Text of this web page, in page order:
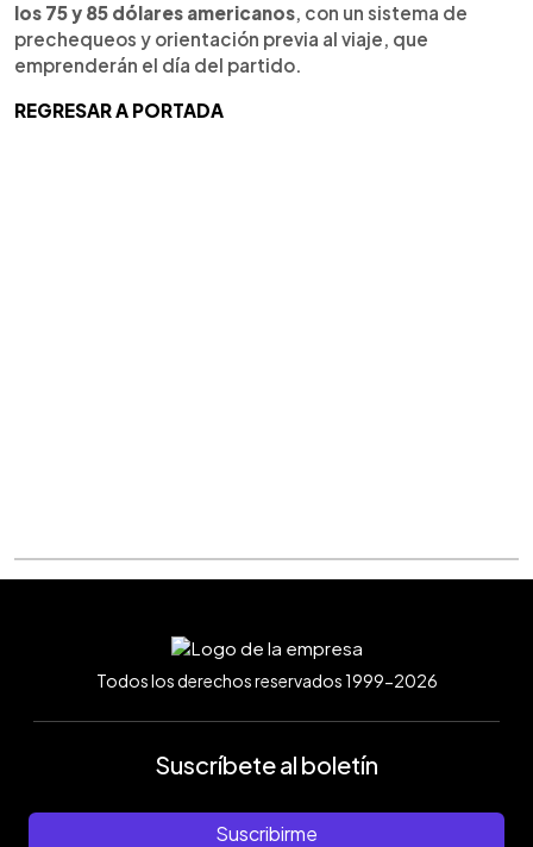
los 75 y 85 dólares americanos, con un sistema de
prechequeos y orientación previa al viaje, que
emprenderán el día del partido.
REGRESAR A PORTADA
Todos los derechos reservados 1999-2026
Suscríbete al boletín
Suscribirme